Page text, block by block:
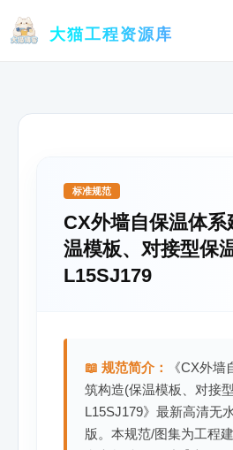
大猫工程资源库
标准规范
CX外墙自保温体系
温模板、对接型保
L15SJ179
📖 规范简介：
《CX外
筑构造(保温模板、对接
L15SJ179》最新高清无
版。本规范/图集为工程